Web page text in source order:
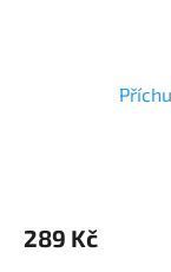
289 Kč